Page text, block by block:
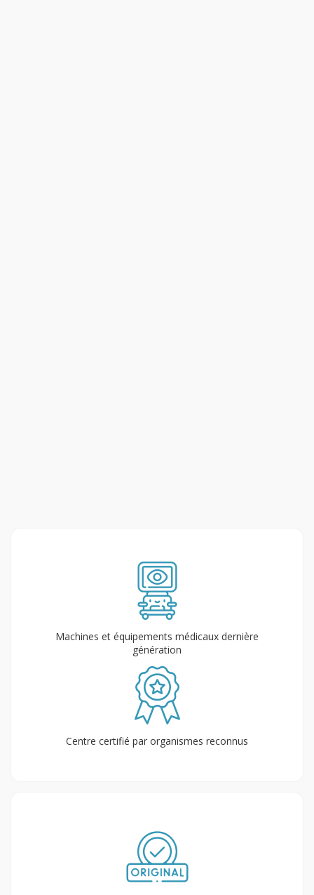
Machines et équipements médicaux dernière
génération
Centre certifié par organismes reconnus